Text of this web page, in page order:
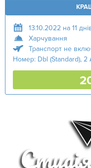
13.10.2022 на 11
Харчування
Транспорт не
Номер: Dbl (Standard), 2